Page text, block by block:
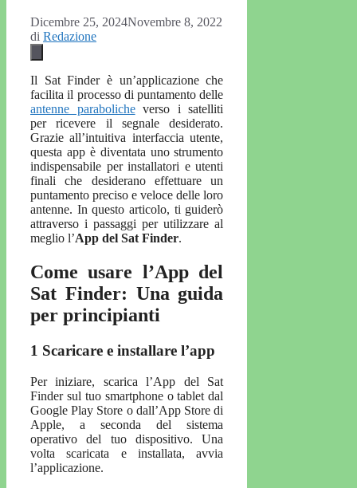
Dicembre 25, 2024Novembre 8, 2022
di Redazione
Il Sat Finder è un’applicazione che
facilita il processo di puntamento delle
antenne parabolicheverso i satelliti
per ricevere il segnale desiderato.
Grazie all’intuitiva interfaccia utente,
questa app è diventata uno strumento
indispensabile per installatori e utenti
finali che desiderano effettuare un
puntamento preciso e veloce delle loro
antenne. In questo articolo, ti guiderò
attraverso i passaggi per utilizzare al
meglio l’App del Sat Finder.
Come usare l’App del
Sat Finder: Una guida
per principianti
1 Scaricare e installare l’app
Per iniziare, scarica l’App del Sat
Finder sul tuo smartphone o tablet dal
Google Play Store o dall’App Store di
Apple, a seconda del sistema
operativo del tuo dispositivo. Una
volta scaricata e installata, avvia
l’applicazione.